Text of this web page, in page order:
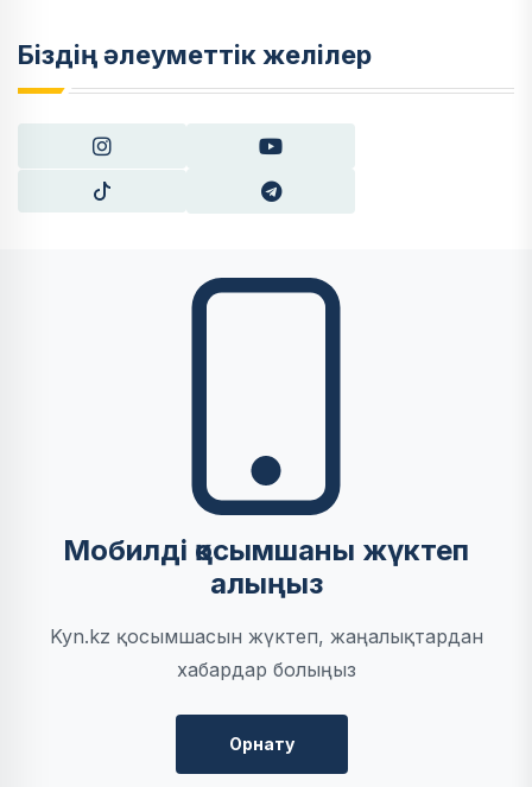
Біздің әлеуметтік желілер
Мобилді қосымшаны жүктеп
алыңыз
Kyn.kz қосымшасын жүктеп, жаңалықтардан
хабардар болыңыз
Орнату